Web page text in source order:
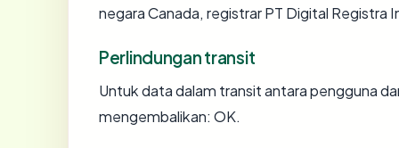
negara Canada, registrar PT Digital
Perlindungan transit
Untuk data dalam transit antara pengguna
mengembalikan: OK.